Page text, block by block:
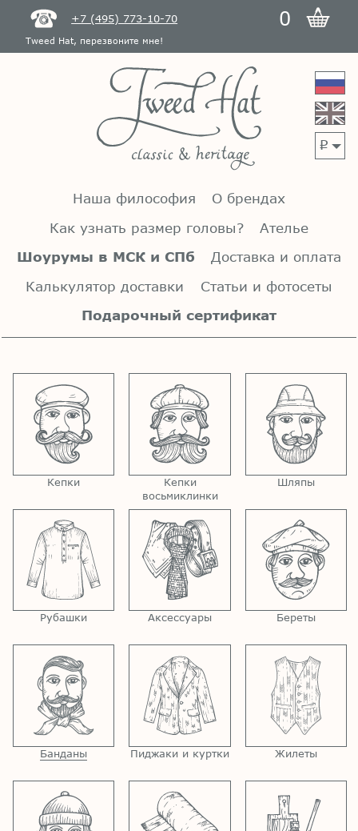
+7 (495) 773-10-70 0
Tweed Hat, перезвоните мне!
p
Наша философия
О брендах
Как узнать размер головы?
Ателье
Шоурумы в МСК и СПб
Доставка и оплата
Калькулятор доставки
Статьи и фотосеты
Подарочный сертификат
Кепки
Кепки
восьмиклинки
Шляпы
Рубашки Аксессуары Береты
Банданы Пиджаки и куртки Жилеты